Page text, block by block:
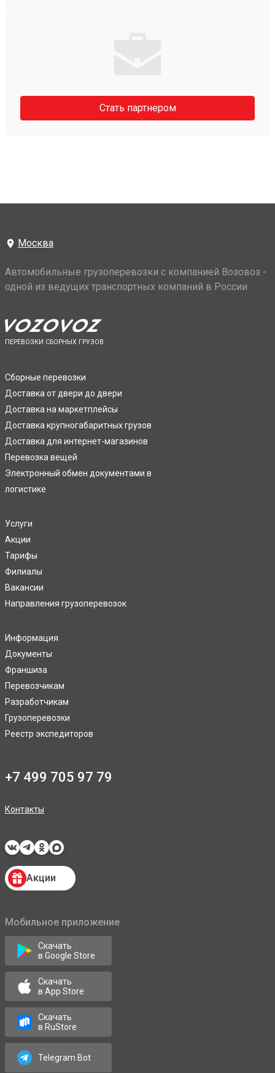
Стать партнером
Москва
Автомобильные грузоперевозки с компанией Возовоз -
одной из ведущих транспортных компаний в России
ПЕРЕВОЗКИ СБОРНЫХ ГРУЗОВ
Сборные перевозки
Доставка от двери до двери
Доставка на маркетплейсы
Доставка крупногабаритных грузов
Доставка для интернет-магазинов
Перевозка вещей
Электронный обмен документами в
логистике
Услуги
Акции
Тарифы
Филиалы
Вакансии
Направления грузоперевозок
Информация
Документы
Франшиза
Перевозчикам
Разработчикам
Грузоперевозки
Реестр экспедиторов
+7 499 705 97 79
Контакты
Акции
Мобильное приложение
Скачать
в Google Store
Скачать
в App Store
Скачать
в RuStore
Telegram Bot